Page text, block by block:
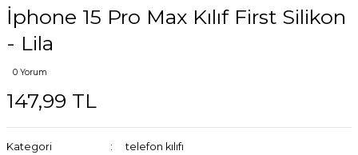
İphone 15 Pro Max Kılıf First Silikon
- Lila
0 Yorum
147,99 TL
Kategori
telefon kılıfı